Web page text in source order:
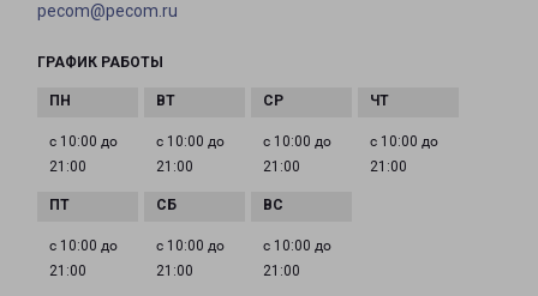
pecom@pecom.ru
ГРАФИК РАБОТЫ
с 10:00 до
21:00
с 10:00 до
21:00
с 10:00 до
21:00
с 10:00 до
21:00
с 10:00 до
21:00
с 10:00 до
21:00
с 10:00 до
21:00